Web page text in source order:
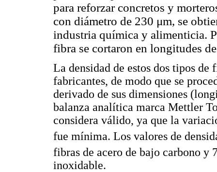
para reforzar concretos y
con diámetro de 230 μm, se
industria química y alimenticia.
fibra se cortaron en longitudes
La densidad de estos dos tipos
fabricantes, de modo que se
derivado de sus dimensiones
balanza analítica marca Mettler
considera válido, ya que la
fue mínima. Los valores de
fibras de acero de bajo carbono y
inoxidable.